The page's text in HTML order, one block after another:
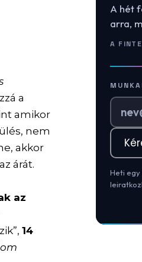
a
amikor
nem
akkor
árát.
az
14
A hét
arra,
A
Heti egy